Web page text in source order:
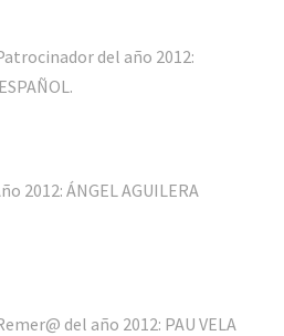
del año 2012:
2012: ÁNGEL AGUILERA
del año 2012: PAU VELA